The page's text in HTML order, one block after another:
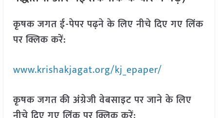
कृषक जगत ई-पेपर पढ़ने के लिए नीचे दिए गए लिंक
पर क्लिक करें:
www.krishakjagat.org/kj_epaper/
कृषक जगत की अंग्रेजी वेबसाइट पर जाने के लिए